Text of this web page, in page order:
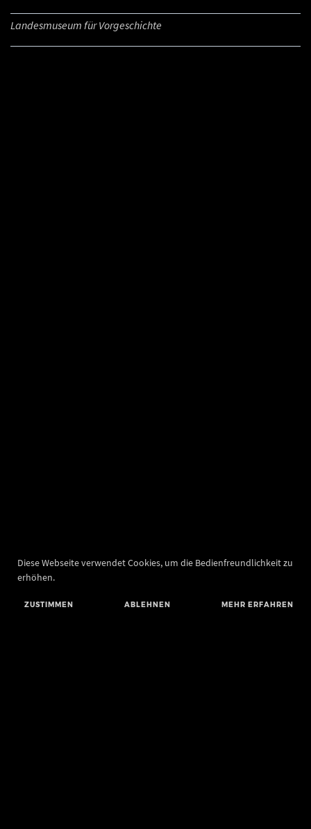
Diese Webseite verwendet Cookies, um die Bedienfreundlichkeit zu
erhöhen.
ZUSTIMMEN ABLEHNEN MEHR ERFAHREN
Landesmuseum für Vorgeschichte